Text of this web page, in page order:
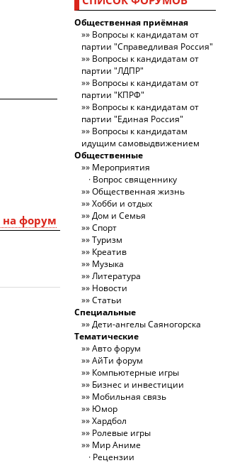
на форум
Общественная приёмная
Вопросы к кандидатам от
партии "Справедливая Россия"
Вопросы к кандидатам от
партии "ЛДПР"
Вопросы к кандидатам от
партии "КПРФ"
Вопросы к кандидатам от
партии "Единая Россия"
Вопросы к кандидатам
идущим самовыдвижением
Общественные
Мероприятия
Вопрос священнику
Общественная жизнь
Хобби и отдых
Дом и Семья
Спорт
Туризм
Креатив
Музыка
Литература
Новости
Статьи
Специальные
Дети-ангелы Саяногорска
Тематические
Авто форум
АйТи форум
Компьютерные игры
Бизнес и инвестиции
Мобильная связь
Юмор
Хардбол
Ролевые игры
Мир Аниме
Рецензии